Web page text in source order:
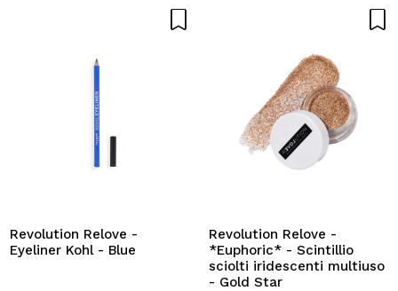
Revolution Relove -
Eyeliner Kohl - Blue
Revolution Relove -
*Euphoric* - Scintillio
sciolti iridescenti multiuso
- Gold Star